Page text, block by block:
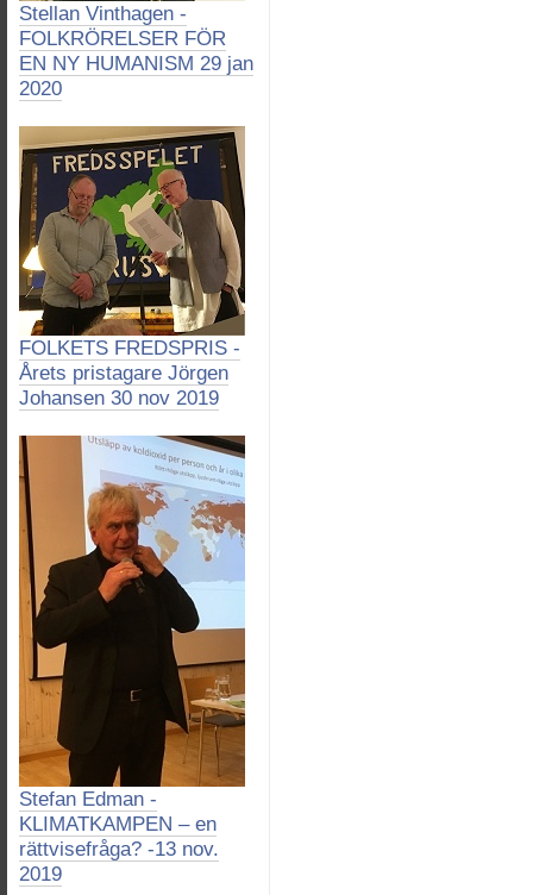
Stellan Vinthagen -
FOLKRÖRELSER FÖR
EN NY HUMANISM 29 jan
2020
FOLKETS FREDSPRIS -
Årets pristagare Jörgen
Johansen 30 nov 2019
Stefan Edman -
KLIMATKAMPEN – en
rättvisefråga? -13 nov.
2019